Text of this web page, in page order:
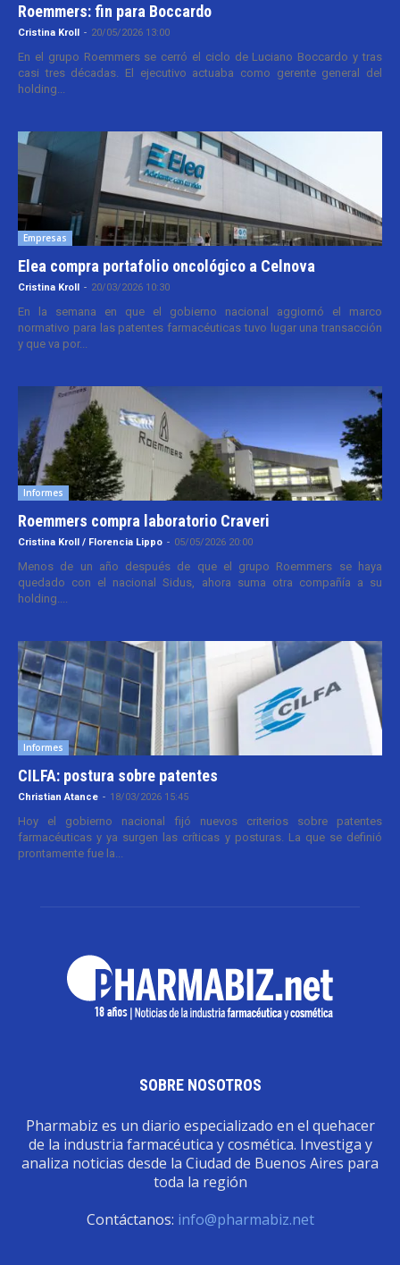
Roemmers: fin para Boccardo
Cristina Kroll - 20/05/2026 13:00
En el grupo Roemmers se cerró el ciclo de Luciano Boccardo y tras
casi tres décadas. El ejecutivo actuaba como gerente general del
holding...
Empresas
Elea compra portafolio oncológico a Celnova
Cristina Kroll - 20/03/2026 10:30
En la semana en que el gobierno nacional aggiornó el marco
normativo para las patentes farmacéuticas tuvo lugar una transacción
y que va por...
Informes
Roemmers compra laboratorio Craveri
Cristina Kroll / Florencia Lippo - 05/05/2026 20:00
Menos de un año después de que el grupo Roemmers se haya
quedado con el nacional Sidus, ahora suma otra compañía a su
holding....
Informes
CILFA: postura sobre patentes
Christian Atance - 18/03/2026 15:45
Hoy el gobierno nacional fijó nuevos criterios sobre patentes
farmacéuticas y ya surgen las críticas y posturas. La que se definió
prontamente fue la...
SOBRE NOSOTROS
Pharmabiz es un diario especializado en el quehacer
de la industria farmacéutica y cosmética. Investiga y
analiza noticias desde la Ciudad de Buenos Aires para
toda la región
Contáctanos: info@pharmabiz.net